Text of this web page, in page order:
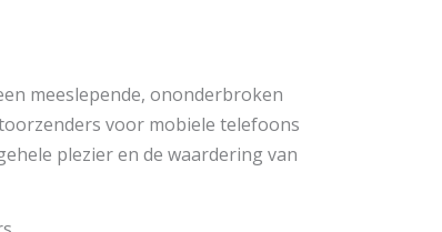
meeslepende, ononderbroken
voor mobiele telefoons
plezier en de waardering van